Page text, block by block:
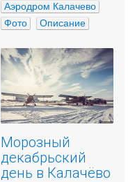
Аэродром Калачево
Фото
Описание
Морозный
декабрьский
день в Калачёво